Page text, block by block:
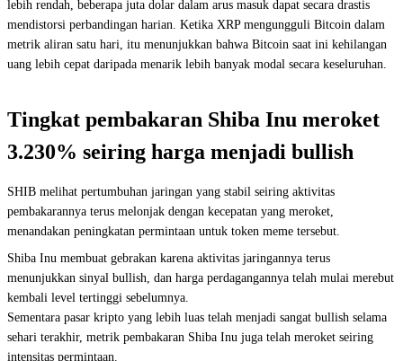
lebih rendah, beberapa juta dolar dalam arus masuk dapat secara drastis
mendistorsi perbandingan harian. Ketika XRP mengungguli Bitcoin dalam
metrik aliran satu hari, itu menunjukkan bahwa Bitcoin saat ini kehilangan
uang lebih cepat daripada menarik lebih banyak modal secara keseluruhan.
Tingkat pembakaran Shiba Inu meroket
3.230% seiring harga menjadi bullish
SHIB melihat pertumbuhan jaringan yang stabil seiring aktivitas
pembakarannya terus melonjak dengan kecepatan yang meroket,
menandakan peningkatan permintaan untuk token meme tersebut.
Shiba Inu membuat gebrakan karena aktivitas jaringannya terus
menunjukkan sinyal bullish, dan harga perdagangannya telah mulai merebut
kembali level tertinggi sebelumnya.
Sementara pasar kripto yang lebih luas telah menjadi sangat bullish selama
sehari terakhir, metrik pembakaran Shiba Inu juga telah meroket seiring
intensitas permintaan.